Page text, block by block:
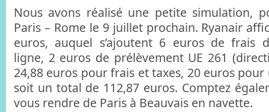
Nous avons réalisé une petite simulation,
Paris – Rome le 9 juillet prochain. Ryanair
euros, auquel s’ajoutent 6 euros de frais
ligne, 2 euros de prélèvement UE 261
24,88 euros pour frais et taxes, 20 euros
soit un total de 112,87 euros. Comptez
vous rendre de Paris à Beauvais en navette.